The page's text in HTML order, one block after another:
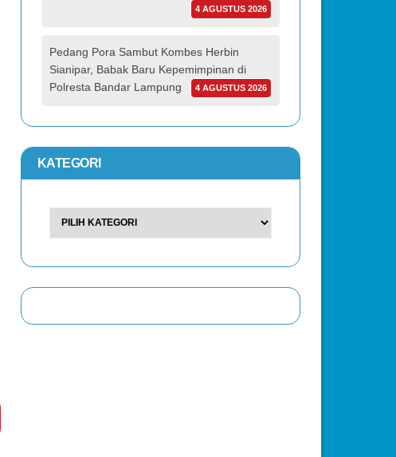
4 AGUSTUS 2026
Pedang Pora Sambut Kombes Herbin
Sianipar, Babak Baru Kepemimpinan di
Polresta Bandar Lampung
4 AGUSTUS 2026
KATEGORI